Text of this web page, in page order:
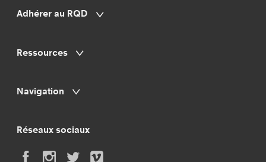
Adhérer au RQD
Ressources
Navigation
Réseaux sociaux